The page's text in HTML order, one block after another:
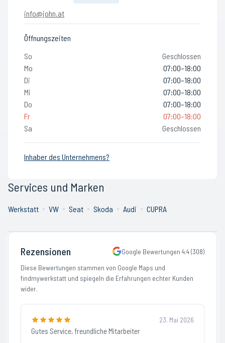
info@john.at
Öffnungszeiten
So
Geschlossen
Mo
07:00–18:00
Di
07:00–18:00
Mi
07:00–18:00
Do
07:00–18:00
Fr
07:00–18:00
Sa
Geschlossen
Inhaber des Unternehmens?
Services und Marken
Werkstatt VW Seat Skoda Audi CUPRA
Rezensionen Google Bewertungen 4.4(308)
Diese Bewertungen stammen von Google Maps und
findmywerkstatt und spiegeln die Erfahrungen echter Kunden
wider.
23. Mai 2026
Gutes Service, freundliche Mitarbeiter